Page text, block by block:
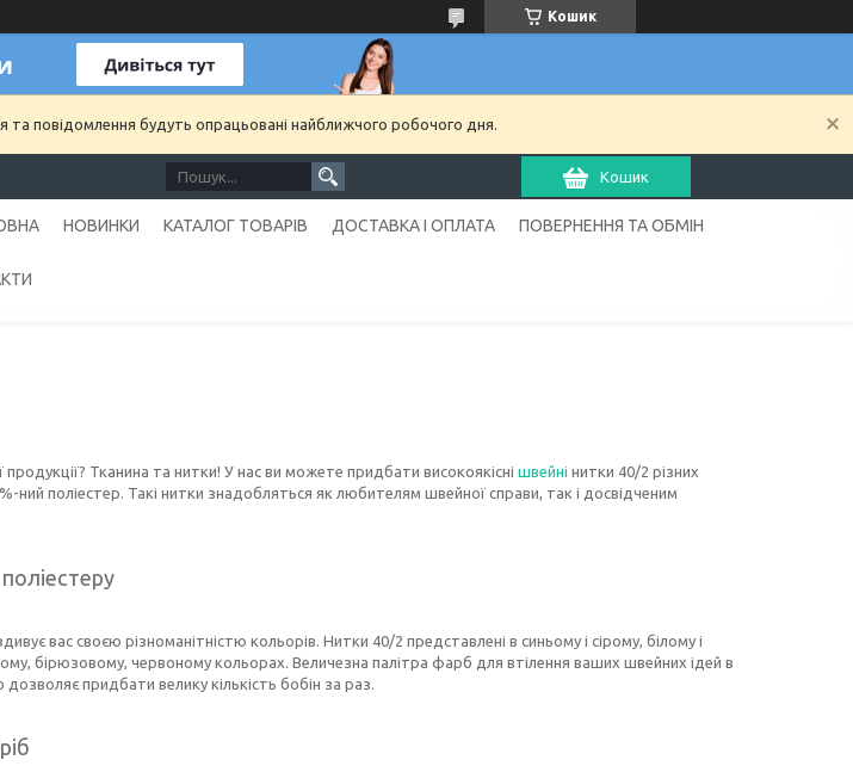
Кошик
та повідомлення будуть опрацьовані найближчого робочого дня.
Кошик
НОВИНКИ КАТАЛОГ ТОВАРІВ ДОСТАВКА І ОПЛАТА ПОВЕРНЕННЯ ТА ОБМІН
Тканина та нитки! У нас ви можете придбати високоякісні швейні нитки 40/2 різних
ний поліестер. Такі нитки знадобляться як любителям швейної справи, так і досвідченим
вас своєю різноманітністю кольорів. Нитки 40/2 представлені в синьому і сірому, білому і
бірюзовому, червоному кольорах. Величезна палітра фарб для втілення ваших швейних ідей в
придбати велику кількість бобін за раз.